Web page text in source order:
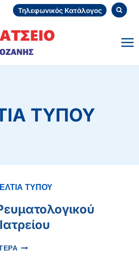
Τηλεφωνικός Κατάλογος
ΤΥΠΟΥ
ΤΥΠΟΥ
ΛΕΙΤΟΥΡΓΊΑ